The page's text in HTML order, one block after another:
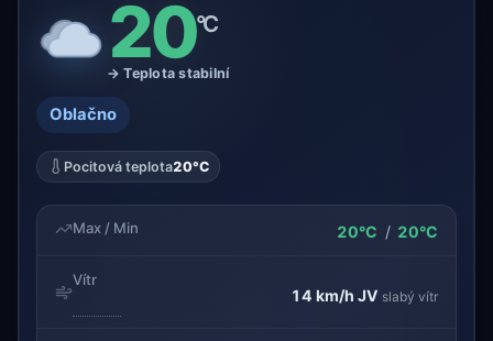
20°C
→ Teplota stabilní
Oblačno
Pocitová teplota20°C
Max / Min 20°C / 20°C
Vítr
14 km/h JV slabý vítr